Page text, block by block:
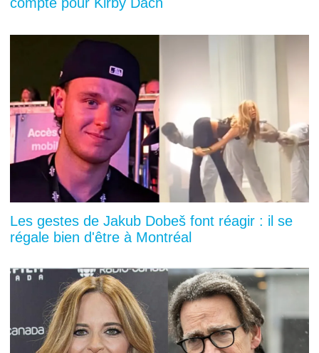
Les gestes de Jakub Dobeš font réagir : il se
régale bien d'être à Montréal